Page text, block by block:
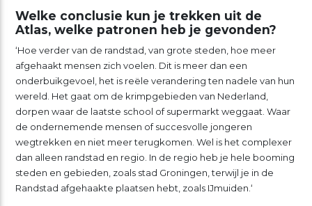
Welke conclusie kun je trekken uit de
Atlas, welke patronen heb je gevonden?
‘Hoe verder van de randstad, van grote steden, hoe meer
afgehaakt mensen zich voelen. Dit is meer dan een
onderbuikgevoel, het is reële verandering ten nadele van hun
wereld. Het gaat om de krimpgebieden van Nederland,
dorpen waar de laatste school of supermarkt weggaat. Waar
de ondernemende mensen of succesvolle jongeren
wegtrekken en niet meer terugkomen. Wel is het complexer
dan alleen randstad en regio. In de regio heb je hele booming
steden en gebieden, zoals stad Groningen, terwijl je in de
Randstad afgehaakte plaatsen hebt, zoals IJmuiden.‘